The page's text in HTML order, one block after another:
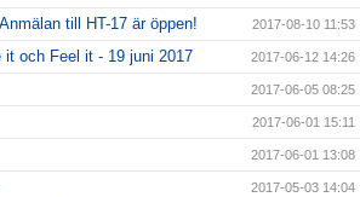
till HT-17 är öppen! 2017-08-10 11:53
och Feel it - 19 juni 2017 2017-06-12 14:26
2017-06-05 08:25
2017-06-01 15:11
2017-06-01 13:08
2017-05-03 14:04